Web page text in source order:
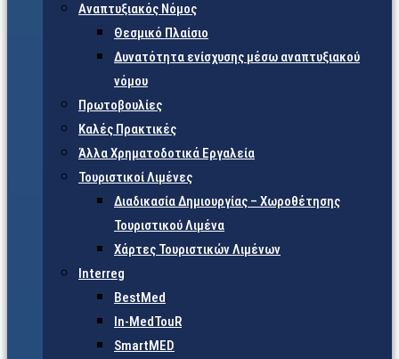
Αναπτυξιακός Νόμος
Θεσμικό Πλαίσιο
Δυνατότητα ενίσχυσης μέσω αναπτυξιακού
νόμου
Πρωτοβουλίες
Καλές Πρακτικές
Άλλα Χρηματοδοτικά Εργαλεία
Τουριστικοί Λιμένες
Διαδικασία Δημιουργίας – Χωροθέτησης
Τουριστικού Λιμένα
Χάρτες Τουριστικών Λιμένων
Interreg
BestMed
In-MedTouR
SmartMED